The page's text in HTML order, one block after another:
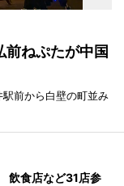
ねぷたが中国
駅前から白壁の町並み
飲食店など31店参